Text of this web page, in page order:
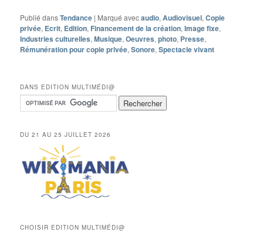
Publié dansTendance | Marqué avecaudio,Audiovisuel,Copie
privée, Ecrit, Edition, Financement de la création,Image fixe,
Industries culturelles,Musique,Oeuvres,photo, Presse,
Rémunération pour copie privée,Sonore,Spectacle vivant
DANS EDITION MULTIMÉDI@
DU 21 AU 25 JUILLET 2026
CHOISIR EDITION MULTIMÉDI@